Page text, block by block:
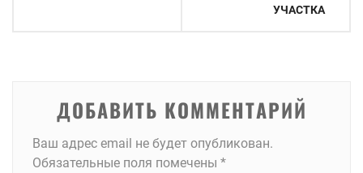
УЧАСТКА
ДОБАВИТЬ КОММЕНТАРИЙ
Ваш адрес email не будет опубликован.
Обязательные поля помечены *